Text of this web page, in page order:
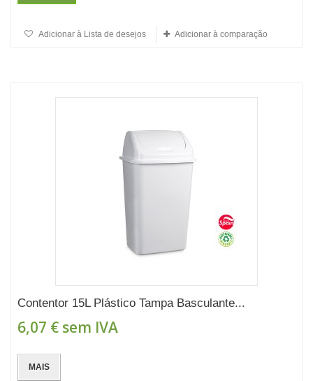
Adicionar à Lista de desejos Adicionar à comparação
Contentor 15L Plástico Tampa Basculante...
6,07 € sem IVA
MAIS